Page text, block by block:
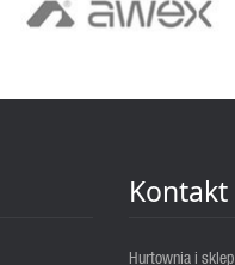
Kontakt
Hurtownia i sklep